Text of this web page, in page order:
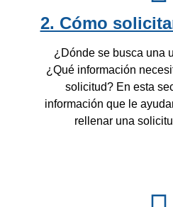
2. Cómo
¿Dónde se busca una
¿Qué información
solicitud? En esta
información que le
rellenar una